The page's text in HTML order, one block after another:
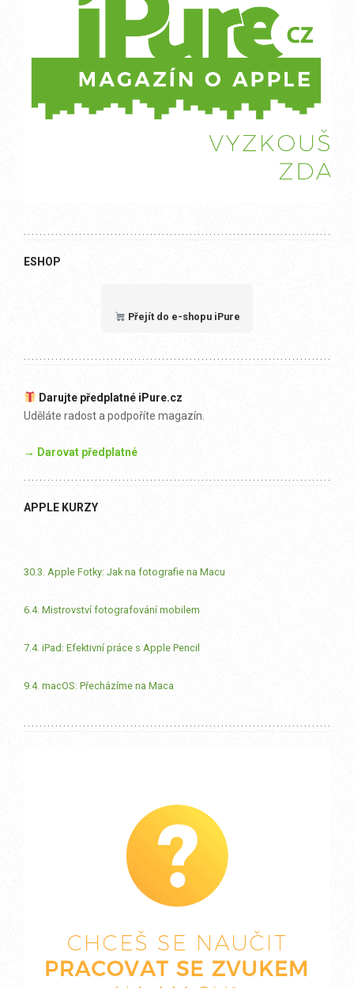
ESHOP
Přejít do e-shopu iPure
Darujte předplatné iPure.cz
Uděláte radost a podpoříte magazín.
→ Darovat předplatné
APPLE KURZY
30.3. Apple Fotky: Jak na fotografie na Macu
6.4. Mistrovství fotografování mobilem
7.4. iPad: Efektivní práce s Apple Pencil
9.4. macOS: Přecházíme na Maca